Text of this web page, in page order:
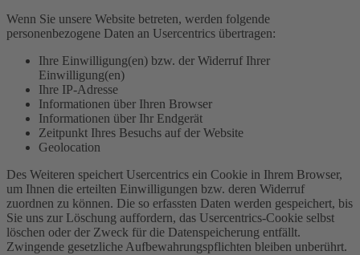
Wenn Sie unsere Website betreten, werden folgende
personenbezogene Daten an Usercentrics übertragen:
Ihre Einwilligung(en) bzw. der Widerruf Ihrer
Einwilligung(en)
Ihre IP-Adresse
Informationen über Ihren Browser
Informationen über Ihr Endgerät
Zeitpunkt Ihres Besuchs auf der Website
Geolocation
Des Weiteren speichert Usercentrics ein Cookie in Ihrem Browser,
um Ihnen die erteilten Einwilligungen bzw. deren Widerruf
zuordnen zu können. Die so erfassten Daten werden gespeichert, bis
Sie uns zur Löschung auffordern, das Usercentrics-Cookie selbst
löschen oder der Zweck für die Datenspeicherung entfällt.
Zwingende gesetzliche Aufbewahrungspflichten bleiben unberührt.